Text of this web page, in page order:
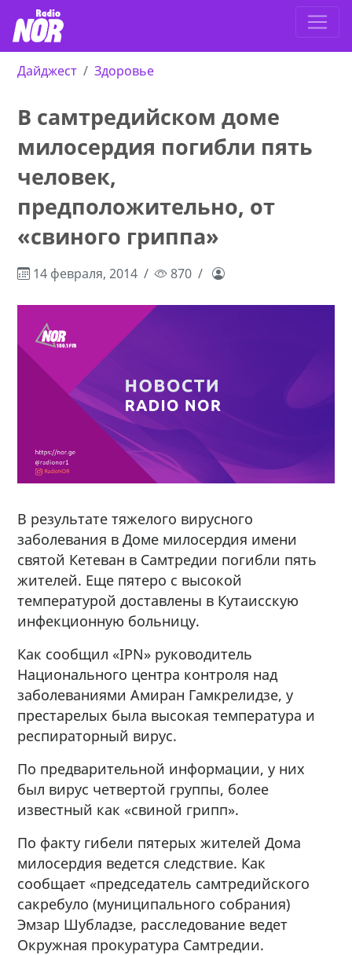
Дайджест Здоровье
В самтредийском доме
милосердия погибли пять
человек,
предположительно, от
«свиного гриппа»
14 февраля, 2014 870
В результате тяжелого вирусного
заболевания в Доме милосердия имени
святой Кетеван в Самтредии погибли пять
жителей. Еще пятеро с высокой
температурой доставлены в Кутаисскую
инфекционную больницу.
Как сообщил «IPN» руководитель
Национального центра контроля над
заболеваниями Амиран Гамкрелидзе, у
престарелых была высокая температура и
респираторный вирус.
По предварительной информации, у них
был вирус четвертой группы, более
известный как «свиной грипп».
По факту гибели пятерых жителей Дома
милосердия ведется следствие. Как
сообщает «председатель самтредийского
сакребуло (муниципального собрания)
Эмзар Шубладзе, расследование ведет
Окружная прокуратура Самтредии.